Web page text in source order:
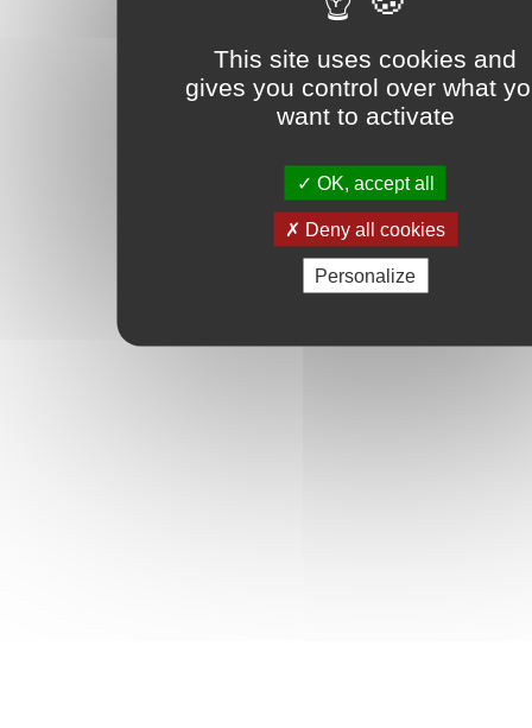
This site uses cookies and
gives you control over what
want to activate
OK, accept all
Deny all cookies
Personalize